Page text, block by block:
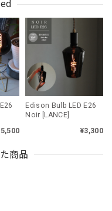
Edison Bulb LED E26
Noir [LANCE]
¥3,300
商品